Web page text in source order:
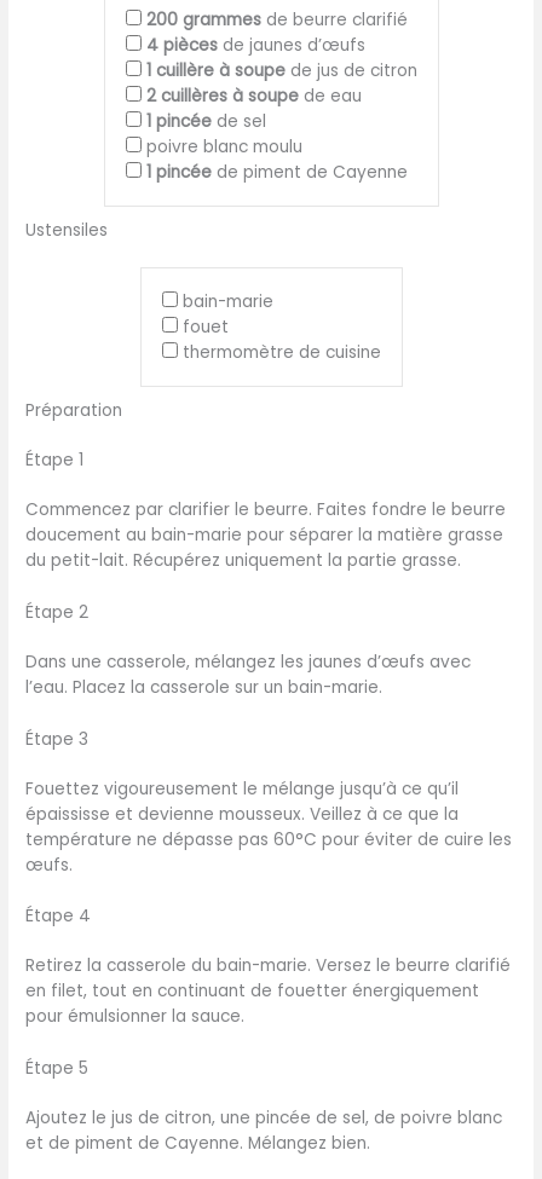
200 grammesde beurre clarifié
4 piècesde jaunes d’œufs
1 cuillère à soupede jus de citron
2 cuillères à soupede eau
1 pincéede sel
poivre blanc moulu
1 pincéede piment de Cayenne
Ustensiles
bain-marie
fouet
thermomètre de cuisine
Préparation
Étape 1
Commencez par clarifier le beurre. Faites fondre le beurre
doucement au bain-marie pour séparer la matière grasse
du petit-lait. Récupérez uniquement la partie grasse.
Étape 2
Dans une casserole, mélangez les jaunes d’œufs avec
l’eau. Placez la casserole sur un bain-marie.
Étape 3
Fouettez vigoureusement le mélange jusqu’à ce qu’il
épaississe et devienne mousseux. Veillez à ce que la
température ne dépasse pas 60°C pour éviter de cuire les
œufs.
Étape 4
Retirez la casserole du bain-marie. Versez le beurre clarifié
en filet, tout en continuant de fouetter énergiquement
pour émulsionner la sauce.
Étape 5
Ajoutez le jus de citron, une pincée de sel, de poivre blanc
et de piment de Cayenne. Mélangez bien.